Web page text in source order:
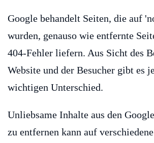
Google behandelt Seiten, die auf
wurden, genauso wie entfernte
404-Fehler liefern. Aus Sicht des
Website und der Besucher gibt es
wichtigen Unterschied.
Unliebsame Inhalte aus den
zu entfernen kann auf